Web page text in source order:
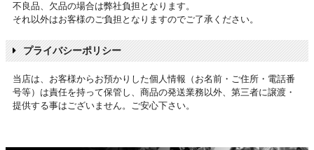
不良品、欠品の場合は弊社負担となります。
それ以外はお客様のご負担となりますのでご了承ください。
プライバシーポリシー
当店は、お客様からお預かりした個人情報（お名前・ご住所・電話番
号等）は責任を持って保管し、商品の発送業務以外、第三者に譲渡・
提供する事はございません。ご安心下さい。